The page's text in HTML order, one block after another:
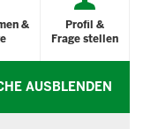
Profil &
Frage stellen
&
AUSBLENDEN